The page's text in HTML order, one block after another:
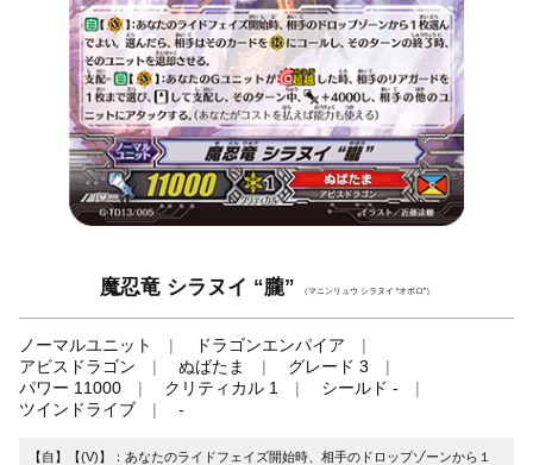
魔忍竜 シラヌイ “朧” （マニンリュウ シラヌイ “オボロ”）
ノーマルユニット
ドラゴンエンパイア
アビスドラゴン
ぬばたま
グレード 3
パワー 11000
クリティカル 1
シールド -
ツインドライブ
-
【自】【(V)】：あなたのライドフェイズ開始時、相手のドロップゾーンから１